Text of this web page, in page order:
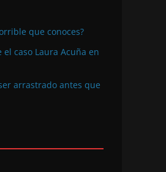
que conoces?
caso Laura Acuña en
arrastrado antes que